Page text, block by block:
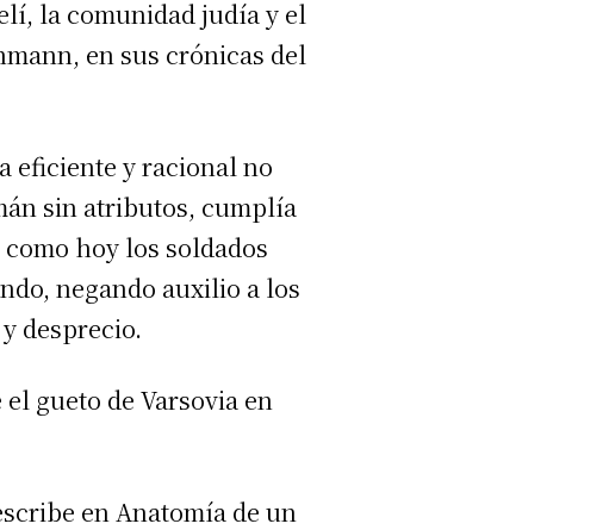
la comunidad judía y el
en sus crónicas del
eficiente y racional no
sin atributos, cumplía
hoy los soldados
negando auxilio a los
desprecio.
gueto de Varsovia en
en Anatomía de un